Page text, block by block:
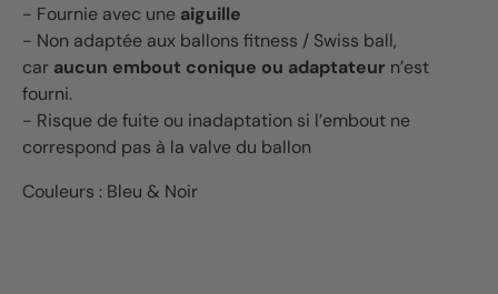
- Fournie avec une aiguille
- Non adaptée aux ballons fitness / Swiss ball,
car aucun embout conique ou adaptateur n’est
fourni.
- Risque de fuite ou inadaptation si l’embout ne
correspond pas à la valve du ballon
Couleurs : Bleu & Noir